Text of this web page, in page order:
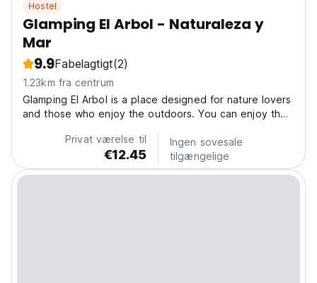
Hostel
Glamping El Arbol - Naturaleza y
Mar
9.9Fabelagtigt(2)
1.23km fra centrum
Glamping El Arbol is a place designed for nature lovers
and those who enjoy the outdoors. You can enjoy the
way, without having to worry about setting up tents
and sleeping in a real bed, with bedding, sheets,...
Privat værelse til
€12.45
Ingen sovesale
tilgængelige